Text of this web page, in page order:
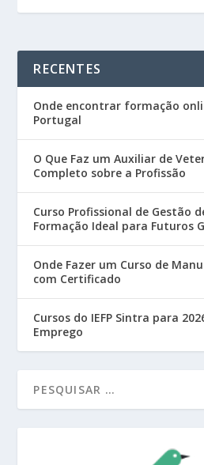
RECENTES
Onde encontrar formação
Portugal
O Que Faz um Auxiliar de
Completo sobre a Profissão
Curso Profissional de Gestão
Formação Ideal para Futuros
Onde Fazer um Curso de
com Certificado
Cursos do IEFP Sintra para
Emprego